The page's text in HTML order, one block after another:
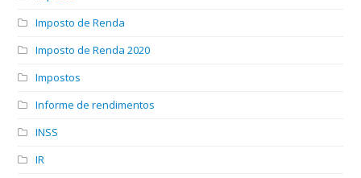
Imposto de Renda
Imposto de Renda 2020
Impostos
Informe de rendimentos
INSS
IR